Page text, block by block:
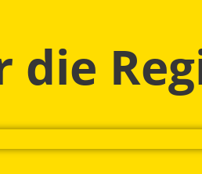
die